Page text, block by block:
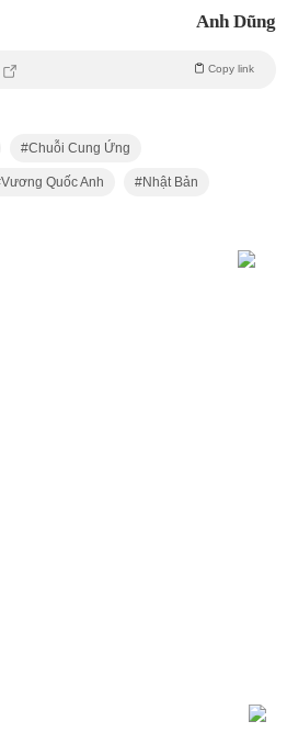
Anh Dũng
Copy link
Chuỗi Cung Ứng
Vương Quốc Anh Nhật Bản